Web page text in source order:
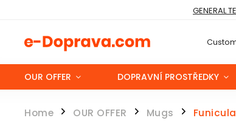
GENERAL
OUR OFFER DOPRAVNÍ PROSTŘEDKY
Home / OUR OFFER / Mugs /